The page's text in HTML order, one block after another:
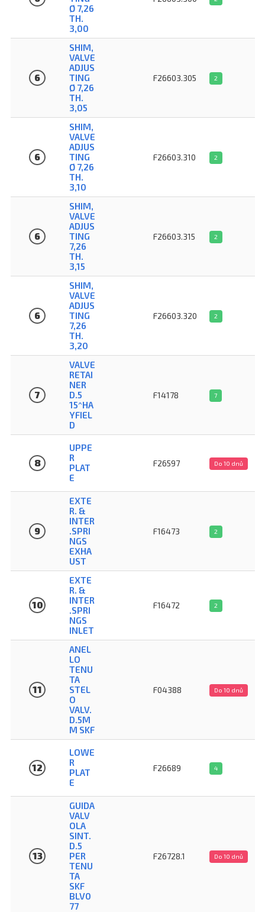
Ø 7,26
TH.
3,00
6
SHIM,
VALVE
ADJUS
TING
Ø 7,26
TH.
3,05
F26603.305 2
6
SHIM,
VALVE
ADJUS
TING
Ø 7,26
TH.
3,10
F26603.310 2
6
SHIM,
VALVE
ADJUS
TING 
7,26
TH.
3,15
F26603.315 2
6
SHIM,
VALVE
ADJUS
TING 
7,26
TH.
3,20
F26603.320 2
7
VALVE
RETAI
NER
D.5
15^HA
YFIEL
D
F14178 7
8
UPPE
R
PLAT
E
F26597 Do 10 dnů
9
EXTE
R. &
INTER
.SPRI
NGS
EXHA
UST
F16473 2
10
EXTE
R. &
INTER
.SPRI
NGS
INLET
F16472 2
11
ANEL
LO
TENU
TA
STEL
O
VALV.
D.5M
M SKF
F04388 Do 10 dnů
12
LOWE
R
PLAT
E
F26689 4
13
GUIDA
VALV
OLA
SINT.
D.5
PER
TENU
TA
SKF
BLV0
77
F26728.1 Do 10 dnů